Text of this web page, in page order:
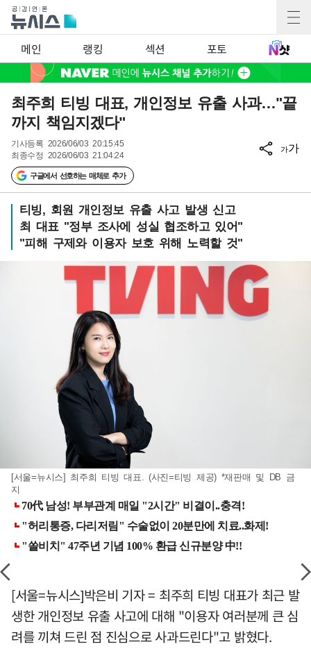
메인 랭킹 섹션 포토
최주희 티빙 대표, 개인정보 유출 사과…"끝
까지 책임지겠다"
기사등록 2026/06/03 20:15:45
최종수정 2026/06/03 21:04:24
구글에서 선호하는 매체로 추가
가가
티빙, 회원 개인정보 유출 사고 발생 신고
최 대표 "정부 조사에 성실 협조하고 있어"
"피해 구제와 이용자 보호 위해 노력할 것"
[서울=뉴시스] 최주희 티빙 대표. (사진=티빙 제공) *재판매 및 DB 금
지
[서울=뉴시스]박은비 기자 = 최주희 티빙 대표가 최근 발
생한 개인정보 유출 사고에 대해 "이용자 여러분께 큰 심
려를 끼쳐 드린 점 진심으로 사과드린다"고 밝혔다.